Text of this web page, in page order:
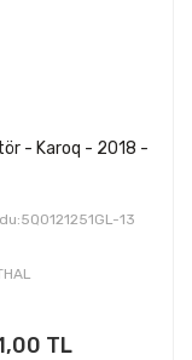
- Karoq - 2018 -
13
TL